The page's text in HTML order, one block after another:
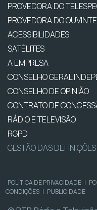
PROVEDORA DO
PROVEDORA DO OUVINTE
ACESSIBILIDADES
SATÉLITES
A EMPRESA
CONSELHO GERAL
CONSELHO DE OPINIÃO
CONTRATO DE
RÁDIO E TELEVISÃO
RGPD
GESTÃO DAS
POLÍTICA DE PRIVACIDADE |
CONDIÇÕES | PUBLICIDADE